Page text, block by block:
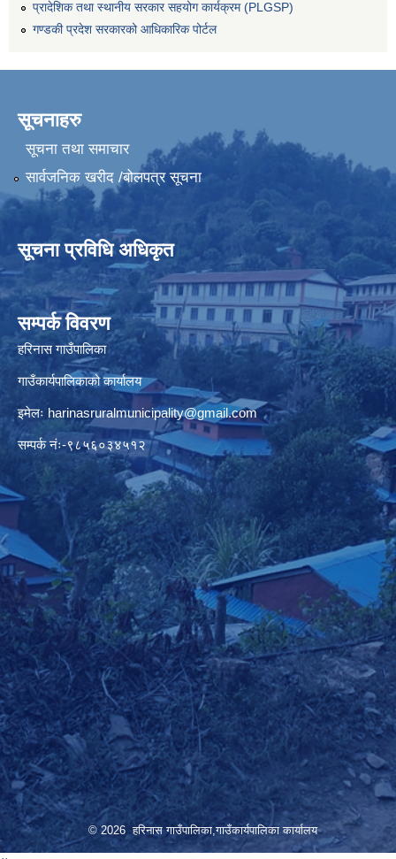
प्रादेशिक तथा स्थानीय सरकार सहयोग कार्यक्रम (PLGSP)
गण्डकी प्रदेश सरकारको आधिकारिक पोर्टल
सूचनाहरु
सूचना तथा समाचार
सार्वजनिक खरीद /बोलपत्र सूचना
सूचना प्रविधि अधिकृत
सम्पर्क विवरण
हरिनास गाउँपालिका
गाउँकार्यपालिकाको कार्यालय
इमेलः harinasruralmunicipality@gmail.com
सम्पर्क नंः-९८५६०३४५१२
© 2026 हरिनास गाउँपालिका,गाउँकार्यपालिका कार्यालय